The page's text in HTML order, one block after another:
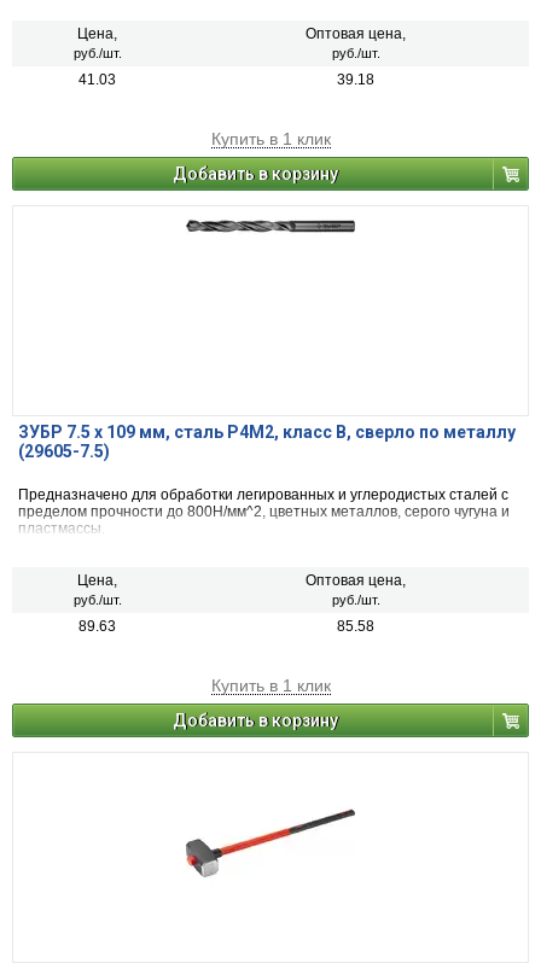
Цена,
руб./шт.
Оптовая цена,
руб./шт.
41.03 39.18
Купить в 1 клик
Добавить в корзину
ЗУБР 7.5 х 109 мм, сталь Р4М2, класс В, сверло по металлу
(29605-7.5)
Предназначено для обработки легированных и углеродистых сталей с
пределом прочности до 800Н/мм^2, цветных металлов, серого чугуна и
пластмассы.
Цена,
руб./шт.
Оптовая цена,
руб./шт.
89.63 85.58
Купить в 1 клик
Добавить в корзину